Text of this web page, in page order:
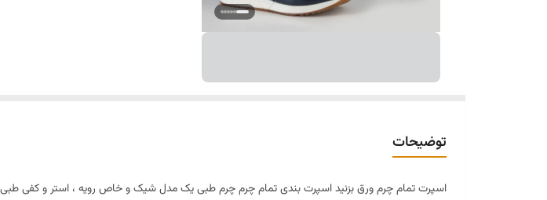
توضیحات
اسپرت تمام چرم ورق بزنید اسپرت بندی تمام چرم چرم طبی یک مدل شیک و خاص رویه ، استر و کفی طبی